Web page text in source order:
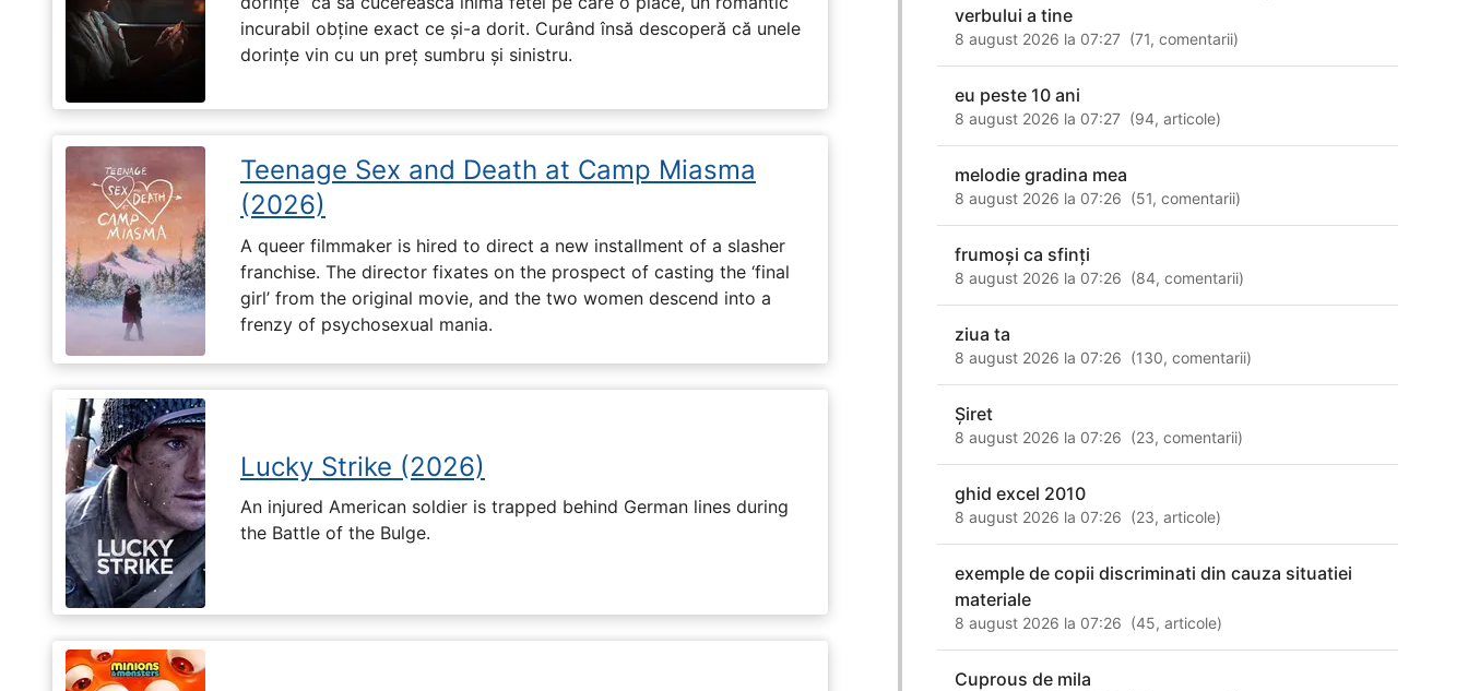
incurabil obține exact ce și-a dorit. Curând însă descoperă că unele
dorințe vin cu un preț sumbru și sinistru.
Teenage Sex and Death at Camp Miasma
(2026)
A queer filmmaker is hired to direct a new installment of a slasher
franchise. The director fixates on the prospect of casting the ‘final
girl’ from the original movie, and the two women descend into a
frenzy of psychosexual mania.
Lucky Strike (2026)
An injured American soldier is trapped behind German lines during
the Battle of the Bulge.
verbului a tine
8 august 2026 la 07:27 (71,comentarii)
eu peste 10 ani
8 august 2026 la 07:27 (94,articole)
melodie gradina mea
8 august 2026 la 07:26 (51,comentarii)
frumoși ca sfinți
8 august 2026 la 07:26 (84,comentarii)
ziua ta
8 august 2026 la 07:26 (130,comentarii)
Şiret
8 august 2026 la 07:26 (23,comentarii)
ghid excel 2010
8 august 2026 la 07:26 (23,articole)
exemple de copii discriminati din cauza situatiei
materiale
8 august 2026 la 07:26 (45,articole)
Cuprous de mila